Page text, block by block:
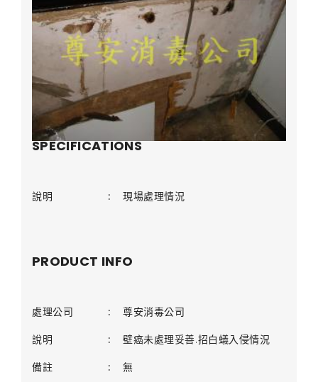
SPECIFICATIONS
說明 : 現場處理情況
PRODUCT INFO
處理公司 :
尊安消毒公司
說明
:
壁癌未處理妥善.招白蟻入侵情況
備註
:
無